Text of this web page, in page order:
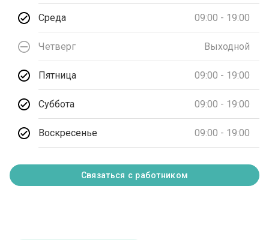
Среда 09:00 - 19:00
Четверг Выходной
Пятница 09:00 - 19:00
Суббота 09:00 - 19:00
Воскресенье 09:00 - 19:00
Связаться с работником